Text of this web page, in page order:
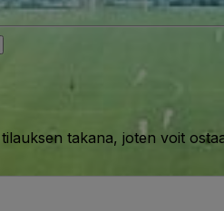
takana, joten voit